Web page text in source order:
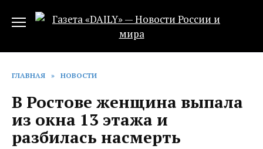
ГЛАВНАЯ » НОВОСТИ
В Ростове женщина выпала
из окна 13 этажа и
разбилась насмерть